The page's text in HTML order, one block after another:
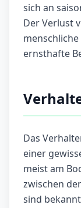
sich an
Der Verlust
ernsthafte
Das
einer
meist am
zwischen
sind